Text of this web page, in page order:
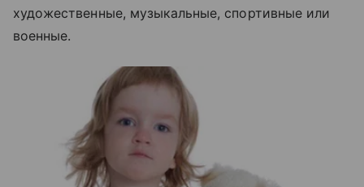
художественные, музыкальные, спортивные или
военные.